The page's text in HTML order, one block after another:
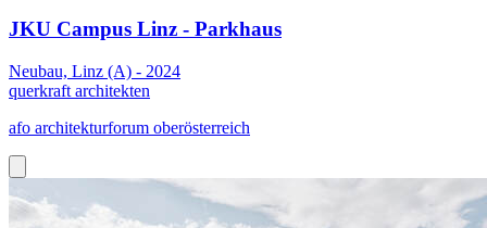
JKU Campus Linz - Parkhaus
Neubau, Linz (A) - 2024
querkraft architekten
afo architekturforum oberösterreich